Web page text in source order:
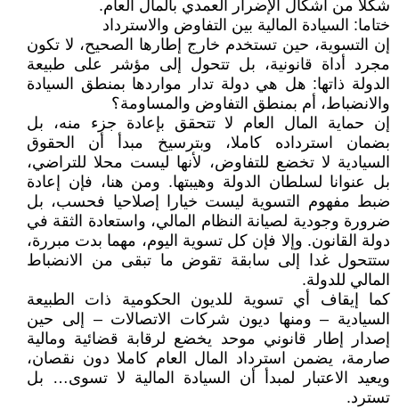
شكلا من أشكال الإضرار العمدي بالمال العام.
ختاما: السيادة المالية بين التفاوض والاسترداد
إن التسوية، حين تستخدم خارج إطارها الصحيح، لا تكون
مجرد أداة قانونية، بل تتحول إلى مؤشر على طبيعة
الدولة ذاتها: هل هي دولة تدار مواردها بمنطق السيادة
والانضباط، أم بمنطق التفاوض والمساومة؟
إن حماية المال العام لا تتحقق بإعادة جزء منه، بل
بضمان استرداده كاملا، وبترسيخ مبدأ أن الحقوق
السيادية لا تخضع للتفاوض، لأنها ليست محلا للتراضي،
بل عنوانا لسلطان الدولة وهيبتها. ومن هنا، فإن إعادة
ضبط مفهوم التسوية ليست خيارا إصلاحيا فحسب، بل
ضرورة وجودية لصيانة النظام المالي، واستعادة الثقة في
دولة القانون. وإلا فإن كل تسوية اليوم، مهما بدت مبررة،
ستتحول غدا إلى سابقة تقوض ما تبقى من الانضباط
المالي للدولة.
كما إيقاف أي تسوية للديون الحكومية ذات الطبيعة
السيادية – ومنها ديون شركات الاتصالات – إلى حين
إصدار إطار قانوني موحد يخضع لرقابة قضائية ومالية
صارمة، يضمن استرداد المال العام كاملا دون نقصان،
ويعيد الاعتبار لمبدأ أن السيادة المالية لا تسوى… بل
تسترد.